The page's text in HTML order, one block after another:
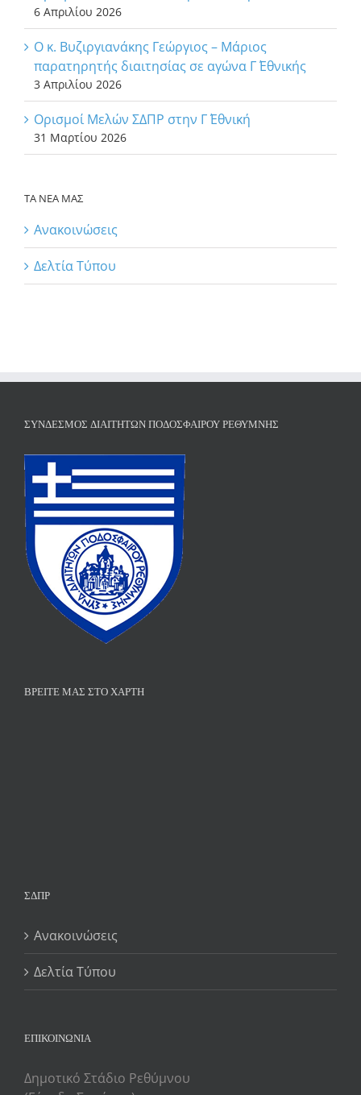
6 Απριλίου 2026
Ο κ. Βυζιργιανάκης Γεώργιος – Μάριος
παρατηρητής διαιτησίας σε αγώνα Γ΄ Εθνικής
3 Απριλίου 2026
Ορισμοί Μελών ΣΔΠΡ στην Γ΄ Εθνική
31 Μαρτίου 2026
ΤΑ ΝΕΑ ΜΑΣ
Ανακοινώσεις
Δελτία Τύπου
ΣΎΝΔΕΣΜΟΣ ΔΙΑΙΤΗΤΏΝ ΠΟΔΟΣΦΑΊΡΟΥ ΡΕΘΎΜΝΗΣ
ΒΡΕΊΤΕ ΜΑΣ ΣΤΟ ΧΆΡΤΗ
ΣΔΠΡ
Ανακοινώσεις
Δελτία Τύπου
ΕΠΙΚΟΙΝΩΝΙΑ
Δημοτικό Στάδιο Ρεθύμνου